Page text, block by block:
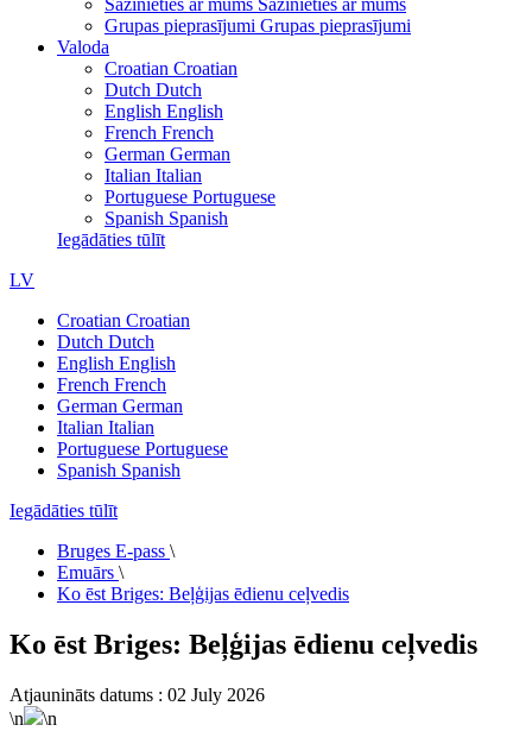
Sazinieties ar mums Sazinieties ar mums
Grupas pieprasījumi Grupas pieprasījumi
Valoda
Croatian Croatian
Dutch Dutch
English English
French French
German German
Italian Italian
Portuguese Portuguese
Spanish Spanish
Iegādāties tūlīt
LV
Croatian Croatian
Dutch Dutch
English English
French French
German German
Italian Italian
Portuguese Portuguese
Spanish Spanish
Iegādāties tūlīt
Bruges E-pass \
Emuārs \
Ko ēst Briges: Beļģijas ēdienu ceļvedis
Ko ēst Briges: Beļģijas ēdienu ceļvedis
Atjaunināts datums : 02 July 2026
\n
\n